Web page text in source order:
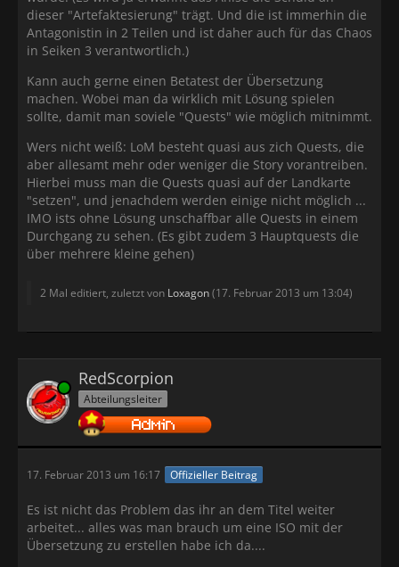
dieser "Artefaktesierung" trägt. Und die ist immerhin die
Antagonistin in 2 Teilen und ist daher auch für das Chaos
in Seiken 3 verantwortlich.)
Kann auch gerne einen Betatest der Übersetzung
machen. Wobei man da wirklich mit Lösung spielen
sollte, damit man soviele "Quests" wie möglich mitnimmt.
Wers nicht weiß: LoM besteht quasi aus zich Quests, die
aber allesamt mehr oder weniger die Story vorantreiben.
Hierbei muss man die Quests quasi auf der Landkarte
"setzen", und jenachdem werden einige nicht möglich ...
IMO ists ohne Lösung unschaffbar alle Quests in einem
Durchgang zu sehen. (Es gibt zudem 3 Hauptquests die
über mehrere kleine gehen)
2 Mal editiert, zuletzt von Loxagon(17. Februar 2013 um 13:04)
Online RedScorpion
Abteilungsleiter
17. Februar 2013 um 16:17 Offizieller Beitrag
Es ist nicht das Problem das ihr an dem Titel weiter
arbeitet... alles was man brauch um eine ISO mit der
Übersetzung zu erstellen habe ich da....